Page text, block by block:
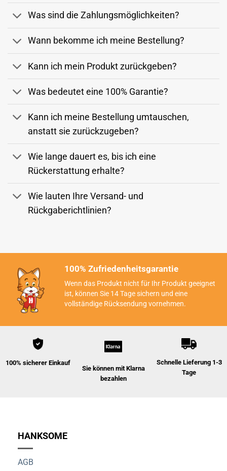
Wann bekomme ich meine Bestellung?
Kann ich mein Produkt zurückgeben?
Was bedeutet eine 100% Garantie?
Kann ich meine Bestellung umtauschen,
Wie lange dauert es, bis ich eine
Wie lauten Ihre Versand- und
ist, können Sie 14 Tage sichern und eine
vollständige Rücksendung vornehmen.
100% sicherer Einkauf
Sie können mit Klarna
Schnelle Lieferung 1-3
Tage
AGB